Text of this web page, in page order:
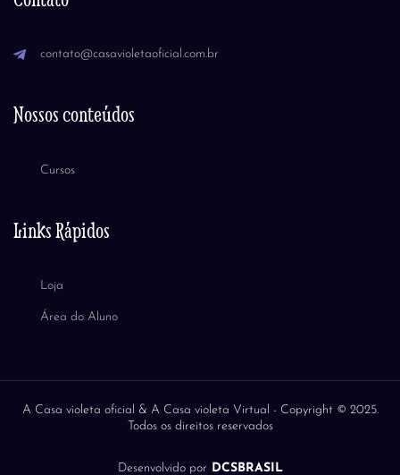
contato@casavioletaoficial.com.br
Nossos conteúdos
Cursos
Links Rápidos
Loja
Área do Aluno
A Casa violeta oficial & A Casa violeta Virtual - Copyright © 2025.
Todos os direitos reservados
Desenvolvido porDCSBRASIL